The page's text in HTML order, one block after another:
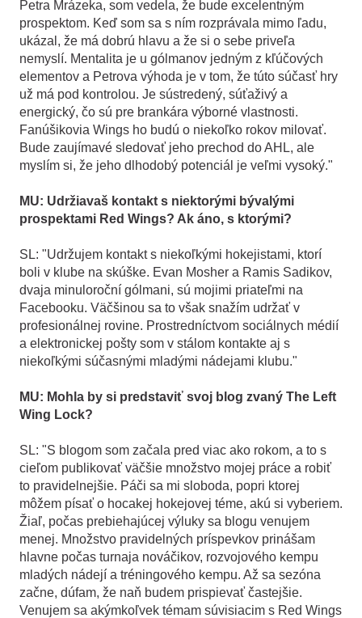
Petra Mrázeka, som vedela, že bude excelentným
prospektom. Keď som sa s ním rozprávala mimo ľadu,
ukázal, že má dobrú hlavu a že si o sebe priveľa
nemyslí. Mentalita je u gólmanov jedným z kľúčových
elementov a Petrova výhoda je v tom, že túto súčasť hry
už má pod kontrolou. Je sústredený, súťaživý a
energický, čo sú pre brankára výborné vlastnosti.
Fanúšikovia Wings ho budú o niekoľko rokov milovať.
Bude zaujímavé sledovať jeho prechod do AHL, ale
myslím si, že jeho dlhodobý potenciál je veľmi vysoký."
MU: Udržiavaš kontakt s niektorými bývalými
prospektami Red Wings? Ak áno, s ktorými?
SL: "Udržujem kontakt s niekoľkými hokejistami, ktorí
boli v klube na skúške. Evan Mosher a Ramis Sadikov,
dvaja minuloroční gólmani, sú mojimi priateľmi na
Facebooku. Väčšinou sa to však snažím udržať v
profesionálnej rovine. Prostredníctvom sociálnych médií
a elektronickej pošty som v stálom kontakte aj s
niekoľkými súčasnými mladými nádejami klubu."
MU: Mohla by si predstaviť svoj blog zvaný The Left
Wing Lock?
SL: "S blogom som začala pred viac ako rokom, a to s
cieľom publikovať väčšie množstvo mojej práce a robiť
to pravidelnejšie. Páči sa mi sloboda, popri ktorej
môžem písať o hocakej hokejovej téme, akú si vyberiem.
Žiaľ, počas prebiehajúcej výluky sa blogu venujem
menej. Množstvo pravidelných príspevkov prinášam
hlavne počas turnaja nováčikov, rozvojového kempu
mladých nádejí a tréningového kempu. Až sa sezóna
začne, dúfam, že naň budem prispievať častejšie.
Venujem sa akýmkoľvek témam súvisiacim s Red Wings